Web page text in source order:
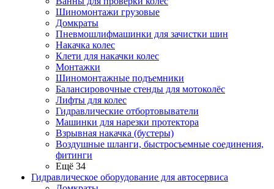
Шиномонтажи грузовые
Домкраты
Пневмошлифмашинки для зачистки шин
Накачка колес
Клети для накачки колес
Монтажки
Шиномонтажные подъемники
Балансировочные стенды для мотоколёс
Лифты для колес
Гидравлические отбортовыватели
Машинки для нарезки протектора
Взрывная накачка (бустеры)
Воздушные шланги, быстросъемные соединения,
фитинги
Ещё 34
Гидравлическое оборудование для автосервиса